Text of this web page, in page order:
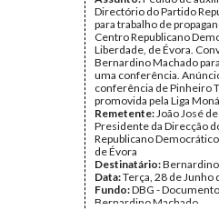
Directório do Partido
para trabalho de
Centro Republicano
Liberdade, de Évora.
Bernardino Machado
uma conferência.
conferência de Pinheiro
promovida pela Liga
Remetente:João José
Presidente da Direcção
Republicano
de Évora
Destinatário:
Data:Terça, 28 de Junho
Fundo:DBG -
Bernardino Machado